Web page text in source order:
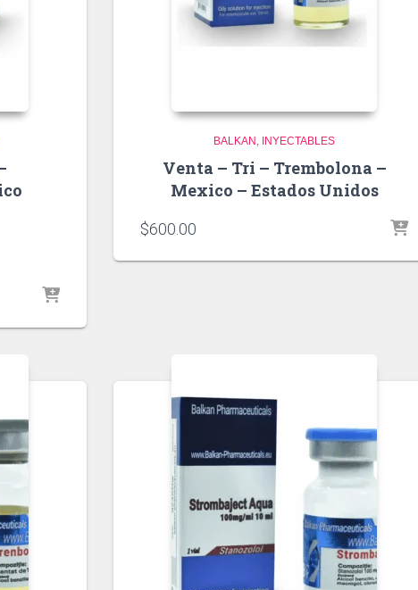
BALKAN INYECTABLES
Venta – Tri – Trembolona –
Mexico – Estados Unidos
$600.00